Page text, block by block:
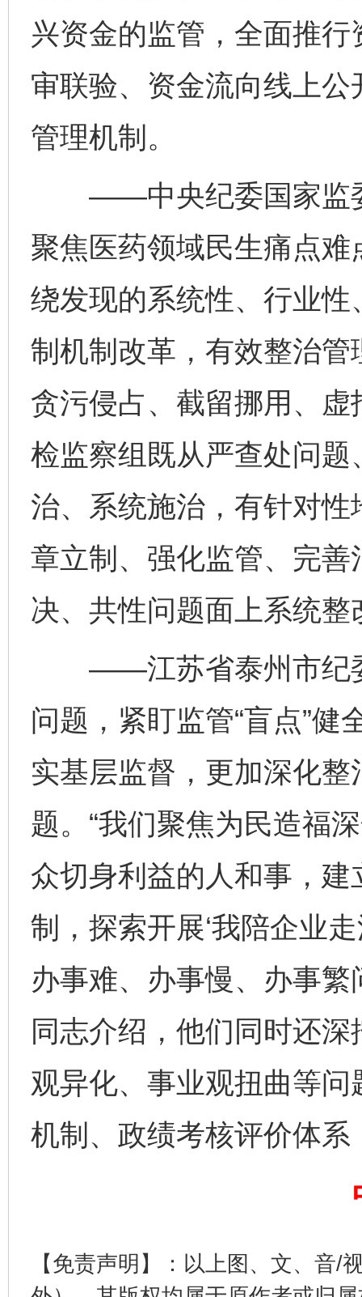
兴资金的监管，全面推
审联验、资金流向线上
管理机制。
——中央纪委国家监委
聚焦医药领域民生痛点难
绕发现的系统性、行业
制机制改革，有效整治
贪污侵占、截留挪用、
检监察组既从严查处问
治、系统施治，有针对
章立制、强化监管、完
决、共性问题面上系统
——江苏省泰州市纪委
问题，紧盯监管“盲点”健
实基层监督，更加深化
题。“我们聚焦为民造福
众切身利益的人和事，建
制，探索开展‘我陪企业
办事难、办事慢、办事
同志介绍，他们同时还
观异化、事业观扭曲等
机制、政绩考核评价体
【免责声明】：以上图、文、音/
完善运行机制助力责任有效落实 一纸欠
东山县通报“牛蛙产品抗生素超标问题”